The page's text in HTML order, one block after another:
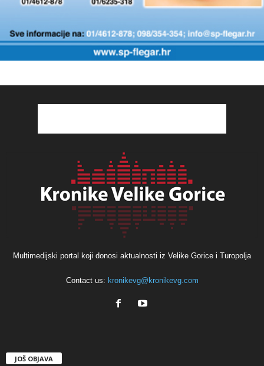
Multimedijski portal koji donosi aktualnosti iz Velike Gorice i Turopolja
Contact us: kronikevg@kronikevg.com
JOŠ OBJAVA